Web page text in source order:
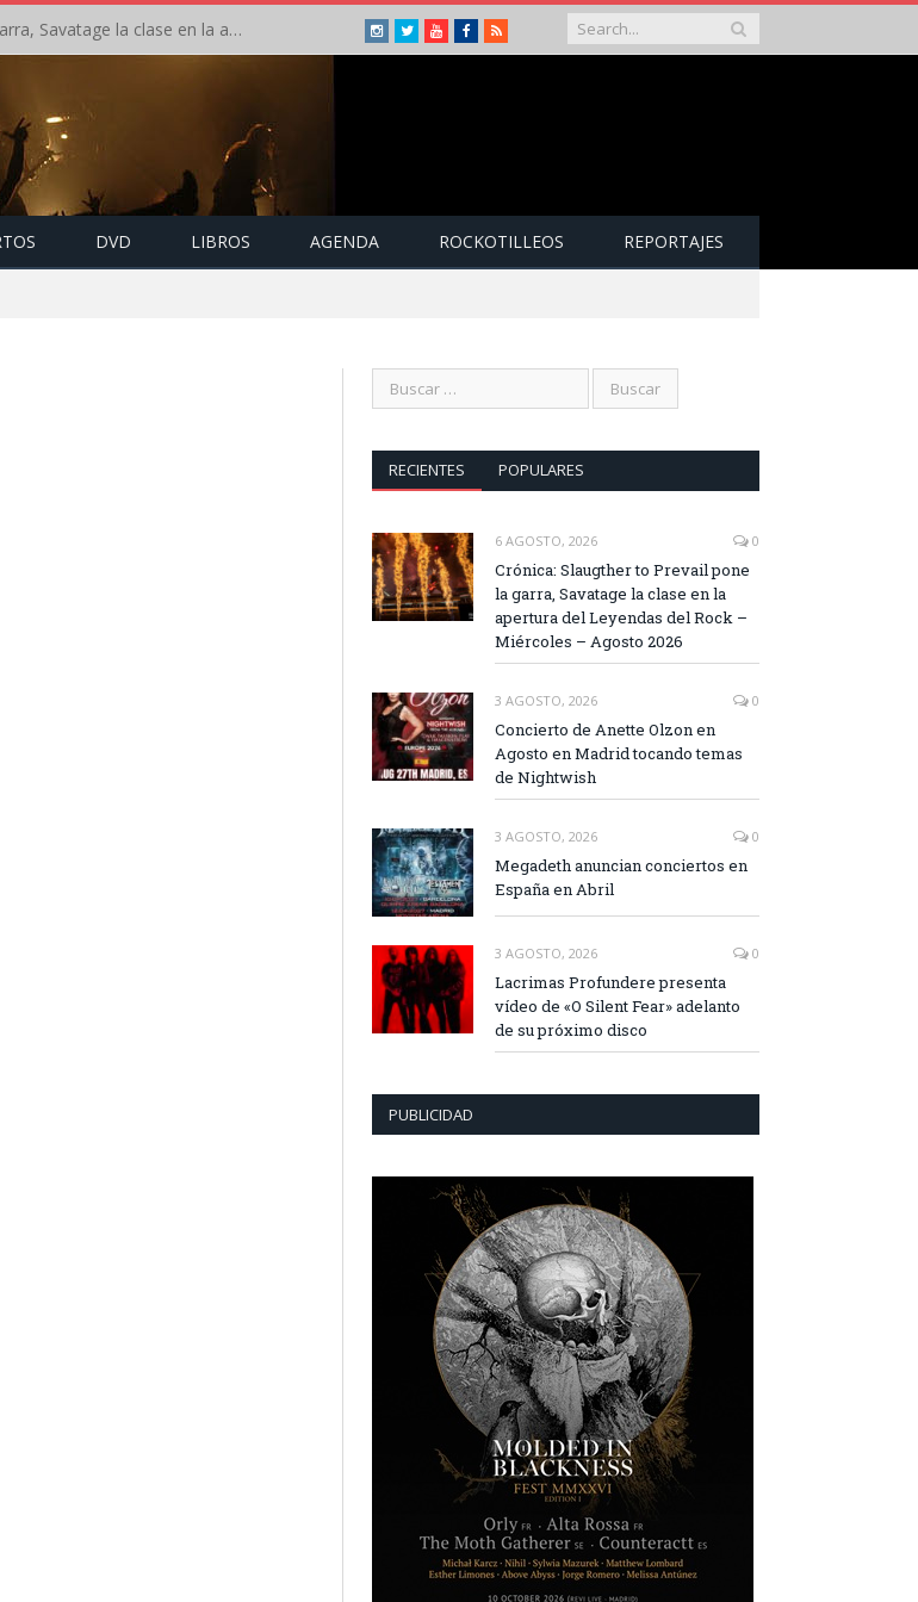
Crónica: Slaugther to Prevail pone la garra, Savatage la clase en la apertura del Leyendas del Rock – Miércoles – Agosto 2026 Instagram
TwitterYoutubeFacebook
RSS
DVD LIBROS AGENDA ROCKOTILLEOS REPORTAJES
RECIENTES POPULARES
6 AGOSTO, 2026 0
Crónica: Slaugther to Prevail pone
la garra, Savatage la clase en la
apertura del Leyendas del Rock –
Miércoles – Agosto 2026
3 AGOSTO, 2026 0
Concierto de Anette Olzon en
Agosto en Madrid tocando temas
de Nightwish
3 AGOSTO, 2026 0
Megadeth anuncian conciertos en
España en Abril
3 AGOSTO, 2026 0
Lacrimas Profundere presenta
vídeo de «O Silent Fear» adelanto
de su próximo disco
PUBLICIDAD